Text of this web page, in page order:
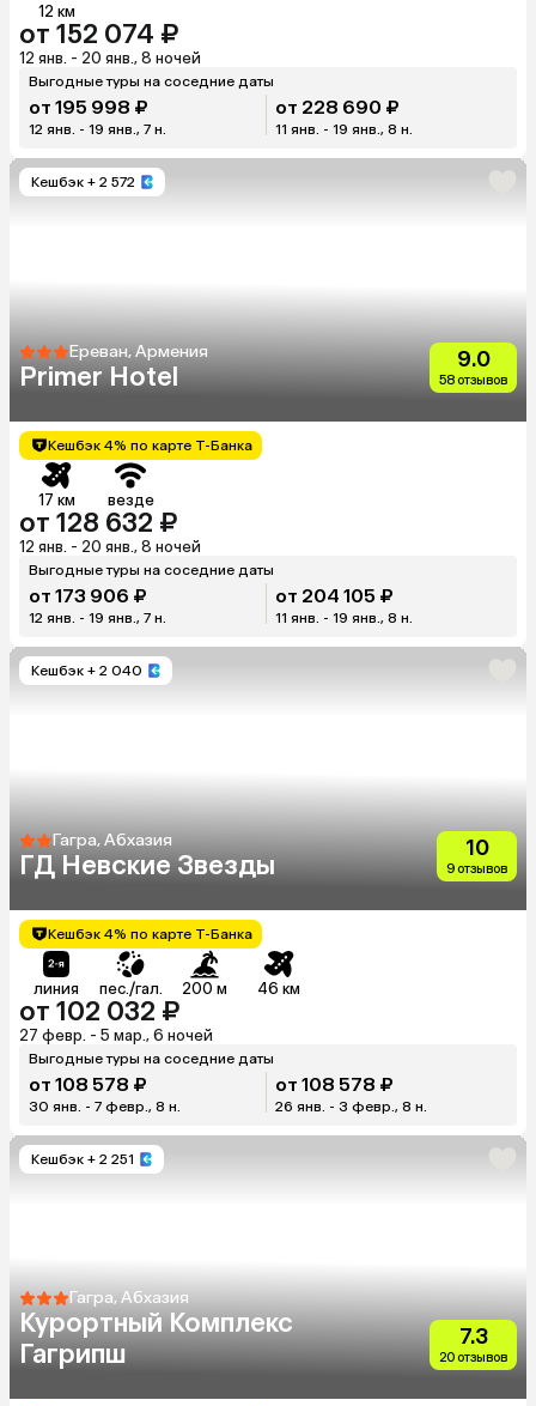
12 км
от 152 074 ₽
12 янв. - 20 янв., 8 ночей
Выгодные туры на соседние даты
от 195 998 ₽
12 янв. - 19 янв., 7 н.
от 228 690 ₽
11 янв. - 19 янв., 8 н.
Кешбэк + 2 572
Ереван, Армения
Primer Hotel
9.0
58 отзывов
Кешбэк 4% по карте Т-Банка
17 км везде
от 128 632 ₽
12 янв. - 20 янв., 8 ночей
Выгодные туры на соседние даты
от 173 906 ₽
12 янв. - 19 янв., 7 н.
от 204 105 ₽
11 янв. - 19 янв., 8 н.
Кешбэк + 2 040
Гагра, Абхазия
ГД Невские Звезды
10
9 отзывов
Кешбэк 4% по карте Т-Банка
линия пес./гал. 200 м 46 км
от 102 032 ₽
27 февр. - 5 мар., 6 ночей
Выгодные туры на соседние даты
от 108 578 ₽
30 янв. - 7 февр., 8 н.
от 108 578 ₽
26 янв. - 3 февр., 8 н.
Кешбэк + 2 251
Гагра, Абхазия
Курортный Комплекс
Гагрипш
7.3
20 отзывов